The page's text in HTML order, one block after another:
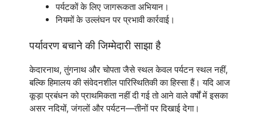
पर्यटकों के लिए जागरूकता अभियान।
नियमों के उल्लंघन पर प्रभावी कार्रवाई।
पर्यावरण बचाने की जिम्मेदारी साझा है
केदारनाथ, तुंगनाथ और चोपता जैसे स्थल केवल पर्यटन स्थल नहीं,
बल्कि हिमालय की संवेदनशील पारिस्थितिकी का हिस्सा हैं। यदि आज
कूड़ा प्रबंधन को प्राथमिकता नहीं दी गई तो आने वाले वर्षों में इसका
असर नदियों, जंगलों और पर्यटन—तीनों पर दिखाई देगा।